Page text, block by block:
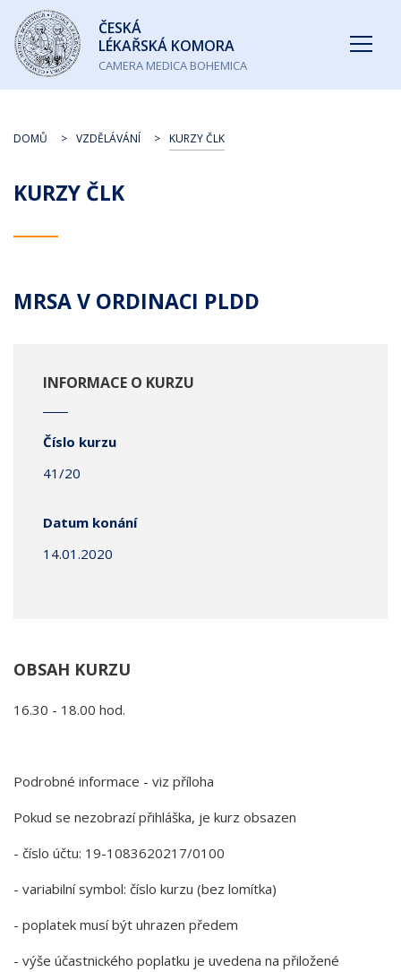
Česká
lékařská
komora
ČESKÁ
LÉKAŘSKÁ KOMORA
CAMERA MEDICA BOHEMICA
KURZY ČLK
DOMŮ VZDĚLÁVÁNÍ KURZY ČLK
MRSA V ORDINACI PLDD
INFORMACE O KURZU
Číslo kurzu
41/20
Datum konání
14.01.2020
OBSAH KURZU
16.30 - 18.00 hod.
Podrobné informace - viz příloha
Pokud se nezobrazí přihláška, je kurz obsazen
- číslo účtu: 19-1083620217/0100
- variabilní symbol: číslo kurzu (bez lomítka)
- poplatek musí být uhrazen předem
- výše účastnického poplatku je uvedena na přiložené